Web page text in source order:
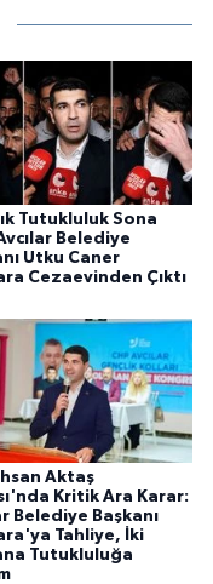
Tutukluluk Sona
Belediye
Utku Caner
Cezaevinden Çıktı
Aktaş
Kritik Ara Karar:
Belediye Başkanı
Tahliye, İki
Tutukluluğa